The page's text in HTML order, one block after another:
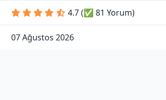
4.7 (✅ 81 Yorum)
07 Ağustos 2026